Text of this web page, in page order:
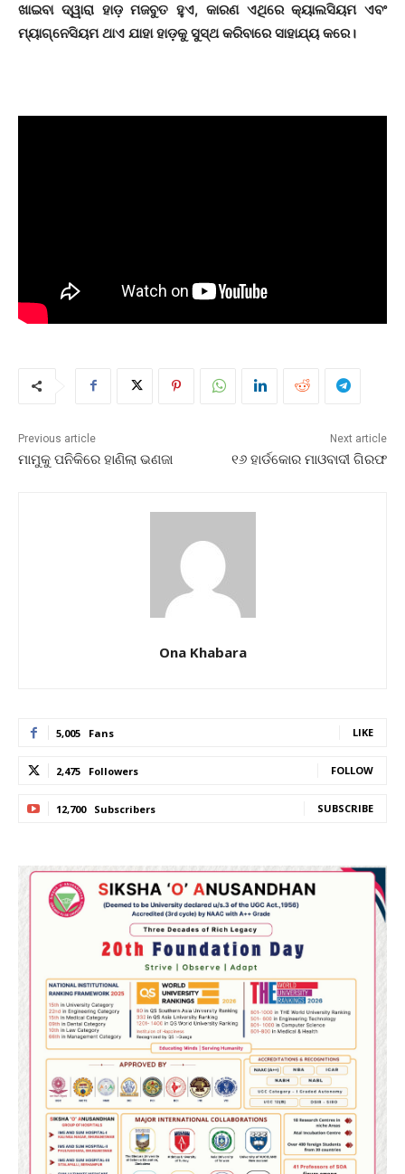
ଖାଇବା ଦ୍ୱାରା ହାଡ଼ ମଜବୁତ ହୁଏ, କାରଣ ଏଥିରେ କ୍ୟାଲସିୟମ ଏବଂ
ମ୍ୟାଗ୍ନେସିୟମ ଥାଏ ଯାହା ହାଡ଼କୁ ସୁସ୍ଥ କରିବାରେ ସାହାଯ୍ୟ କରେ।
Previous article
ମାମୁକୁ ପନିକିରେ ହାଣିଲା ଭଣଜା
Next article
୧୬ ହାର୍ଡକୋର ମାଓବାଦୀ ଗିରଫ
Ona Khabara
5,005 Fans LIKE
2,475 Followers FOLLOW
12,700 Subscribers SUBSCRIBE